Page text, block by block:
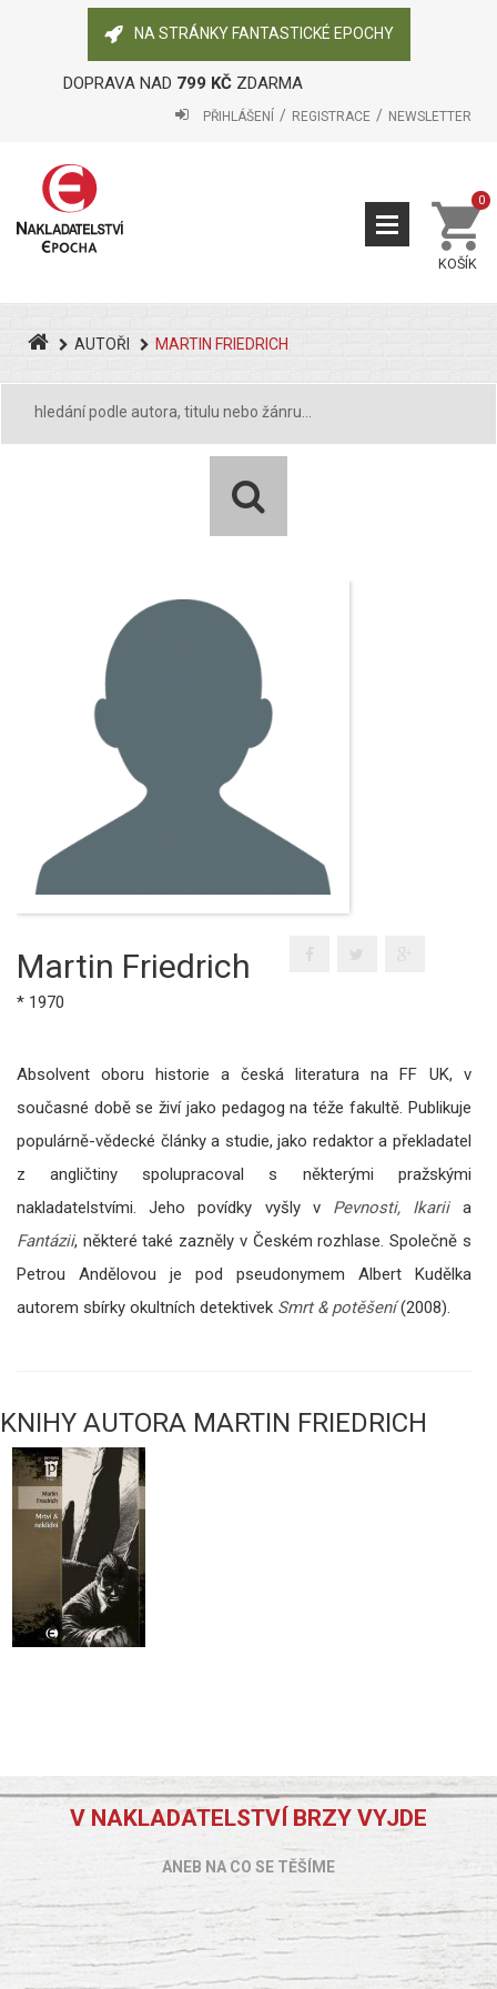
NA STRÁNKY FANTASTICKÉ EPOCHY
DOPRAVA NAD 799 KČZDARMA
PŘIHLÁŠENÍ REGISTRACE NEWSLETTER
KOŠÍK
0
AUTOŘI MARTIN FRIEDRICH
Martin Friedrich
* 1970
Absolvent oboru historie a česká literatura na FF UK, v
současné době se živí jako pedagog na téže fakultě. Publikuje
populárně-vědecké články a studie, jako redaktor a překladatel
z angličtiny spolupracoval s některými pražskými
nakladatelstvími. Jeho povídky vyšly v Pevnosti, Ikariia
Fantázii, některé také zazněly v Českém rozhlase. Společně s
Petrou Andělovou je pod pseudonymem Albert Kudělka
autorem sbírky okultních detektivek Smrt & potěšení(2008).
KNIHY AUTORA MARTIN FRIEDRICH
V NAKLADATELSTVÍ BRZY VYJDE
ANEB NA CO SE TĚŠÍME